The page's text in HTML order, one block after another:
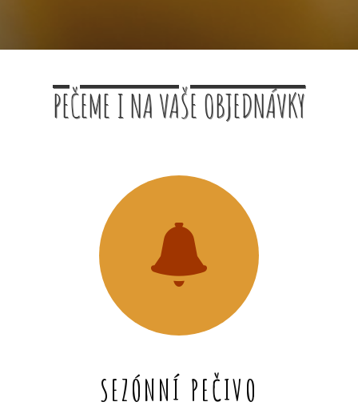
PEČEME I NA VAŠE OBJEDNÁVKY
SEZÓNNÍ PEČIVO